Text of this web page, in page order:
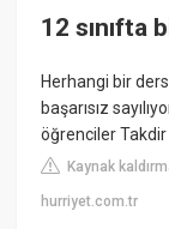
12 sınıfta
Herhangi bir
başarısız
öğrenciler
Kaynak
hurriyet.com.tr